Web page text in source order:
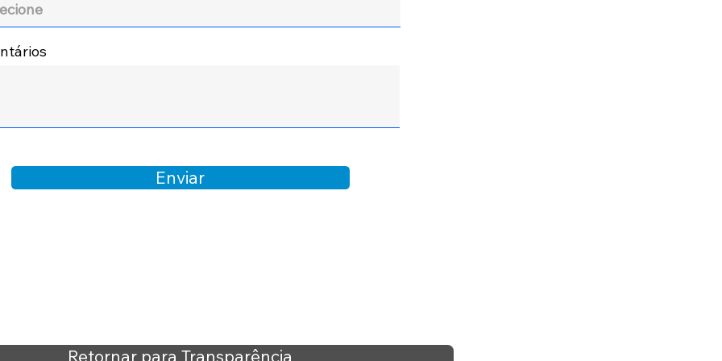
Enviar
Retornar para Transparência